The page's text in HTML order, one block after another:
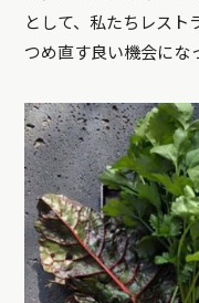
として、私たちレスト
つめ直す良い機会にな